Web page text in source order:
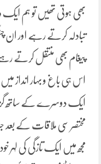
بھی ہوتی تھیں تو ہم
تبادلہ کرتے رہے اور
پیغام بھی منتقل کرتے
اس ہی باغ و بہار انداز
ایک دوسرے کے ساتھ
مختصر سی ملاقات کے بعد
مجھ میں ایک تازگی کی لہر